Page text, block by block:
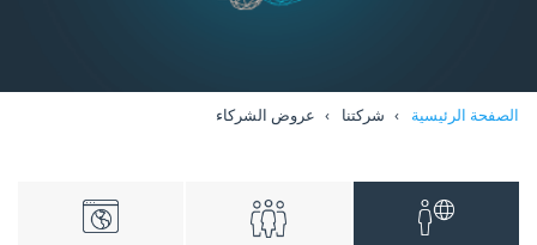
الصفحة الرئيسية شركتنا عروض الشركاء